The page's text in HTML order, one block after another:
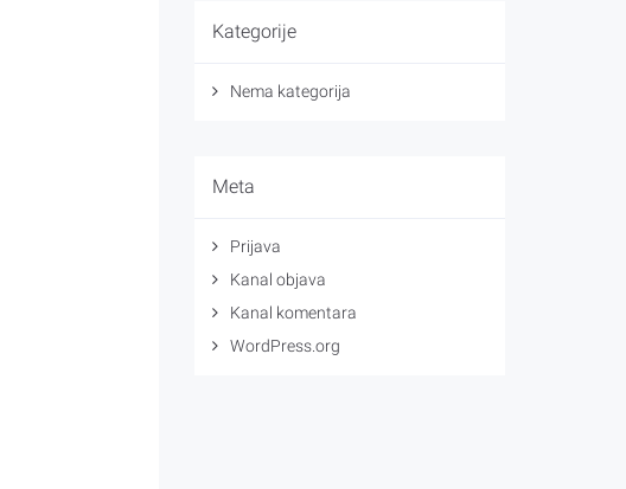
Kategorije
Nema kategorija
Meta
Prijava
Kanal objava
Kanal komentara
WordPress.org